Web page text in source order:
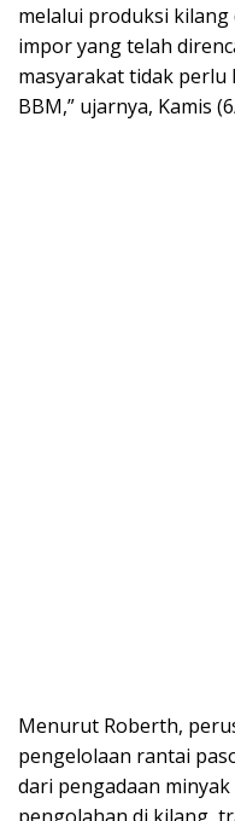
melalui produksi
impor yang telah
masyarakat tidak
BBM,” ujarnya, Kamis
Menurut Roberth,
pengelolaan rantai
dari pengadaan
pengolahan di kilang,